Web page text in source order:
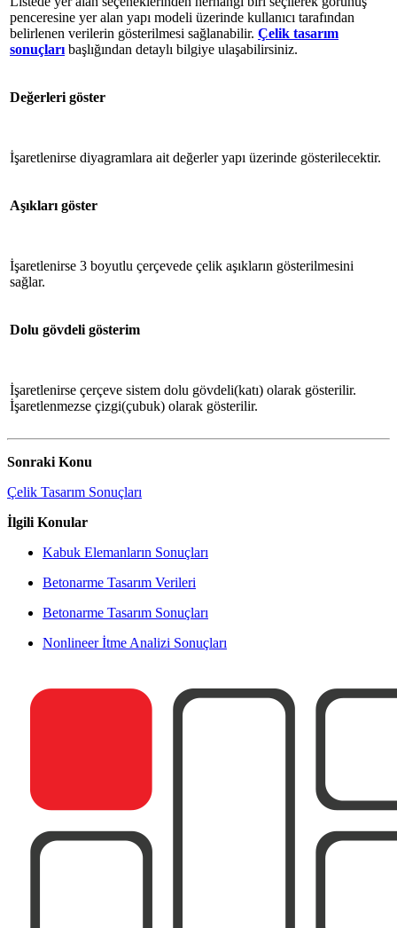
penceresine yer alan yapı modeli üzerinde kullanıcı tarafından
belirlenen verilerin gösterilmesi sağlanabilir. Çelik tasarım
sonuçları başlığından detaylı bilgiye ulaşabilirsiniz.
Değerleri göster
İşaretlenirse diyagramlara ait değerler yapı üzerinde gösterilecektir.
Aşıkları göster
İşaretlenirse 3 boyutlu çerçevede çelik aşıkların gösterilmesini
sağlar.
Dolu gövdeli gösterim
İşaretlenirse çerçeve sistem dolu gövdeli(katı) olarak gösterilir.
İşaretlenmezse çizgi(çubuk) olarak gösterilir.
Sonraki Konu
Çelik Tasarım Sonuçları
İlgili Konular
Kabuk Elemanların Sonuçları
Betonarme Tasarım Verileri
Betonarme Tasarım Sonuçları
Nonlineer İtme Analizi Sonuçları